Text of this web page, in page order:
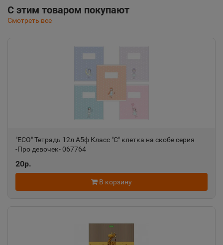
С этим товаром покупают
Смотреть все
"ECO" Тетрадь 12л А5ф Класс "С" клетка на скобе серия
-Про девочек- 067764
20р.
В корзину